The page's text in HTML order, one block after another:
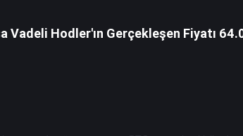
Vadeli Hodler'ın Gerçekleşen Fiyatı